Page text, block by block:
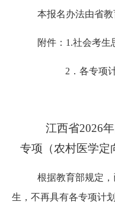
本报名办法由省教
附件： 1.社会考生
2．各专项
江西省2026
专项（农村医学定
根据教育部规定
生，不再具有各专项计